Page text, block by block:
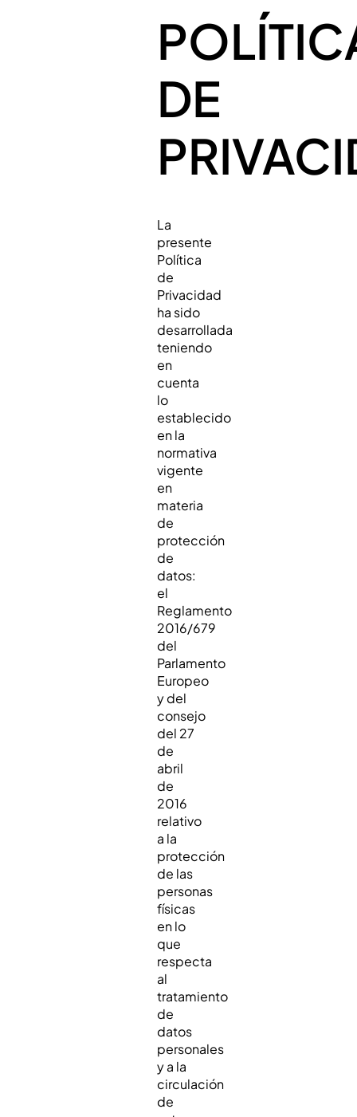
DE
La
presente
Política
de
Privacidad
ha sido
desarrollada
teniendo
en
cuenta
lo
establecido
en la
normativa
vigente
en
materia
de
protección
de
datos:
el
Reglamento
2016/679
del
Parlamento
Europeo
y del
consejo
del 27
de
abril
de
2016
relativo
a la
protección
de las
personas
físicas
en lo
que
respecta
al
tratamiento
de
datos
personales
y a la
circulación
de